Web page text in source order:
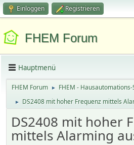
Einloggen Registrieren
FHEM Forum
Hauptmenü
FHEM Forum ► FHEM -
► DS2408 mit hoher Frequenz mittels
DS2408 mit hoher
mittels Alarming